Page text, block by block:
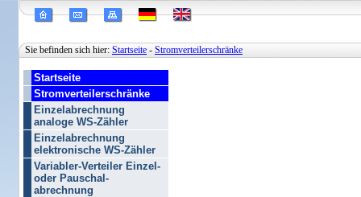
Sie befinden sich hier: Startseite - Stromverteilerschränke
Startseite
Stromverteilerschränke
Einzelabrechnung
analoge WS-Zähler
Einzelabrechnung
elektronische WS-Zähler
Variabler-Verteiler Einzel-
oder Pauschal-
abrechnung